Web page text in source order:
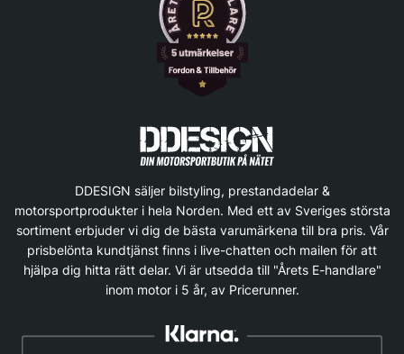
DDESIGN säljer bilstyling, prestandadelar &
motorsportprodukter i hela Norden. Med ett av Sveriges största
sortiment erbjuder vi dig de bästa varumärkena till bra pris. Vår
prisbelönta kundtjänst finns i live-chatten och mailen för att
hjälpa dig hitta rätt delar. Vi är utsedda till "Årets E-handlare"
inom motor i 5 år, av Pricerunner.